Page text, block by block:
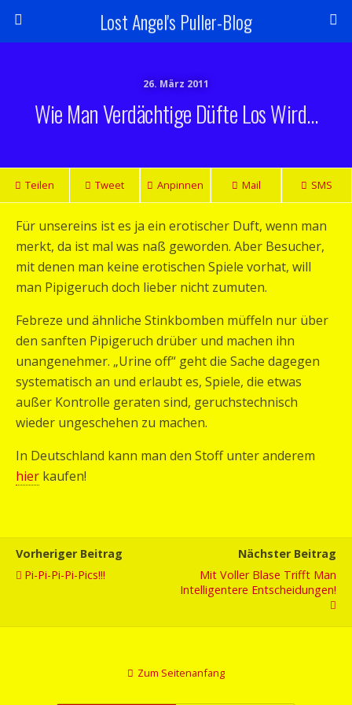
Lost Angel's Puller-Blog
26. März 2011
Wie Man Verdächtige Düfte Los Wird…
Teilen Tweet Anpinnen Mail SMS
Für unsereins ist es ja ein erotischer Duft, wenn man
merkt, da ist mal was naß geworden. Aber Besucher,
mit denen man keine erotischen Spiele vorhat, will
man Pipigeruch doch lieber nicht zumuten.
Febreze und ähnliche Stinkbomben müffeln nur über
den sanften Pipigeruch drüber und machen ihn
unangenehmer. „Urine off“ geht die Sache dagegen
systematisch an und erlaubt es, Spiele, die etwas
außer Kontrolle geraten sind, geruchstechnisch
wieder ungeschehen zu machen.
In Deutschland kann man den Stoff unter anderem
hier kaufen!
Vorheriger Beitrag
Pi-Pi-Pi-Pi-Pics!!!
Nächster Beitrag
Mit Voller Blase Trifft Man
Intelligentere Entscheidungen!
Zum Seitenanfang